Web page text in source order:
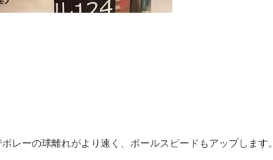
レーの球離れがより速く、ボールスピードもアップします。